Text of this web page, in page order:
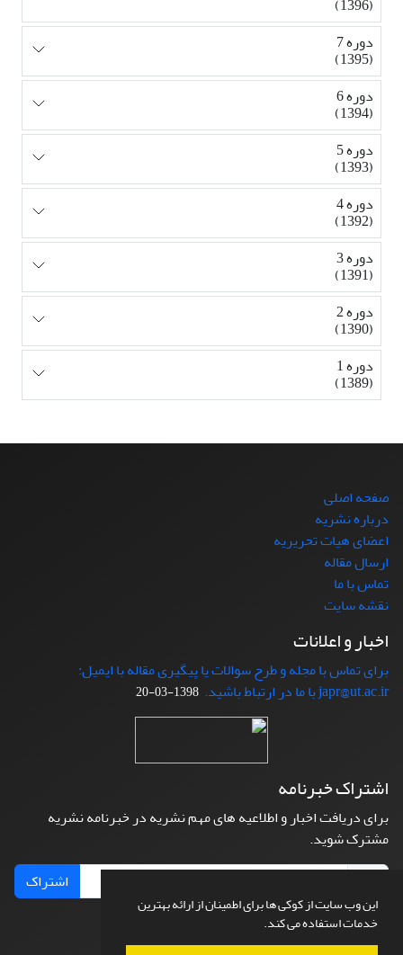
این وب سایت از کوکی ها برای اطمینان از ارائه بهترین
خدمات استفاده می کند.
دوره 7
(1395)
دوره 6
(1394)
دوره 5
(1393)
دوره 4
(1392)
دوره 3
(1391)
دوره 2
(1390)
دوره 1
(1389)
صفحه اصلی
درباره نشریه
اعضای هیات تحریریه
ارسال مقاله
تماس با ما
نقشه سایت
اخبار و اعلانات
برای تماس با مجله و طرح سوالات یا پیگیری مقاله با ایمیل:
japr@ut.ac.ir با ما در ارتباط باشید.
1398-03-20
اشتراک خبرنامه
برای دریافت اخبار و اطلاعیه های مهم نشریه در خبرنامه نشریه
مشترک شوید.
اشتراک